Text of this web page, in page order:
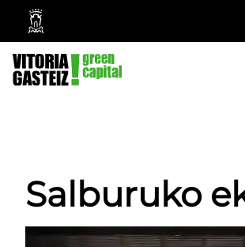
Vitoria-
Gasteizko
Udala
Salburuko